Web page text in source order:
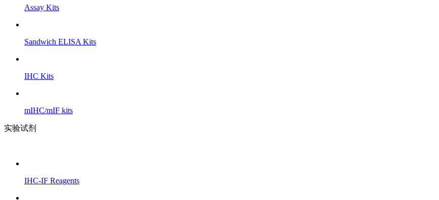
Assay Kits
Sandwich ELISA Kits
IHC Kits
mIHC/mIF kits
实验试剂
IHC-IF Reagents